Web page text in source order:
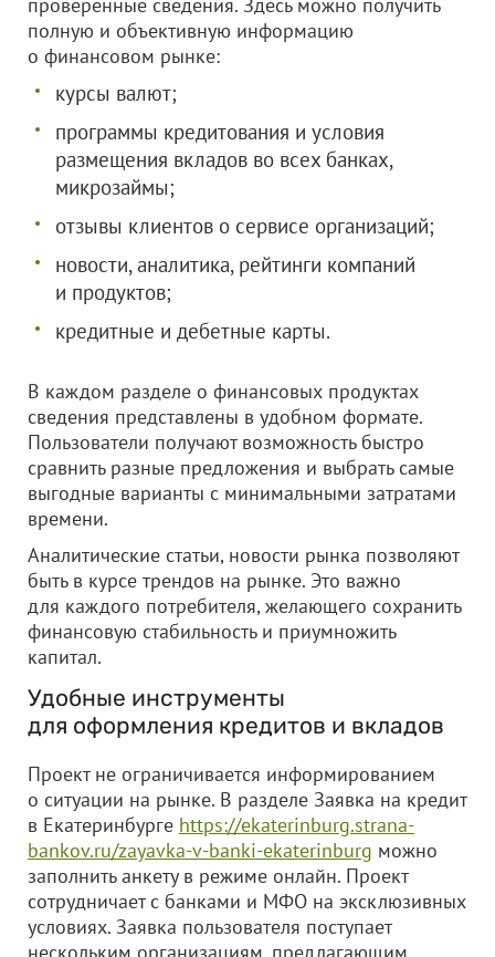
полную и объективную информацию
о финансовом рынке:
курсы валют;
программы кредитования и условия
размещения вкладов во всех банках,
микрозаймы;
отзывы клиентов о сервисе организаций;
новости, аналитика, рейтинги компаний
и продуктов;
кредитные и дебетные карты.
В каждом разделе о финансовых продуктах
сведения представлены в удобном формате.
Пользователи получают возможность быстро
сравнить разные предложения и выбрать самые
выгодные варианты с минимальными затратами
времени.
Аналитические статьи, новости рынка позволяют
быть в курсе трендов на рынке. Это важно
для каждого потребителя, желающего сохранить
финансовую стабильность и приумножить
капитал.
Удобные инструменты
для оформления кредитов и вкладов
Проект не ограничивается информированием
о ситуации на рынке. В разделе Заявка на кредит
в Екатеринбурге https://ekaterinburg.strana-
bankov.ru/zayavka-v-banki-ekaterinburg можно
заполнить анкету в режиме онлайн. Проект
сотрудничает с банками и МФО на эксклюзивных
условиях. Заявка пользователя поступает